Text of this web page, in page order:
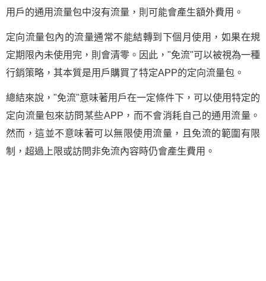
用戶的通用流量包中沒有流量，則可能會產生額外費用。
定向流量包內的流量通常不能結轉到下個月使用，如果在規
定期限內未使用完，則會清零。因此，"免流"可以被視為一種
行銷策略，其本質是用戶購買了特定APP的定向流量包。
總結來說，"免流"意味著用戶在一定條件下，可以使用特定的
定向流量包來訪問某些APP，而不會消耗自己的通用流量。
然而，這並不意味著可以無限使用流量，且免流的範圍有限
制，超過上限或訪問非免流內容時仍會產生費用。